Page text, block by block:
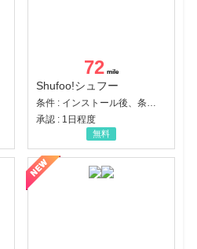
72
Shufoo!シュフー
条件 : インストール後、条件達成
承認 : 1日程度
無料